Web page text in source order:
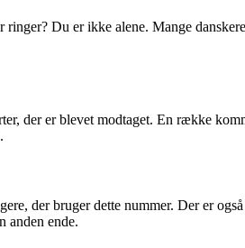
Du er ikke alene. Mange
der er blevet modtaget. En række
der bruger dette nummer. Der er
anden ende.